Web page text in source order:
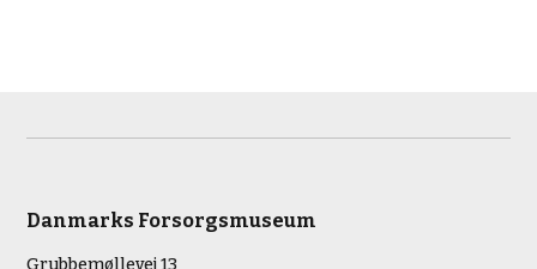
Danmarks Forsorgsmuseum